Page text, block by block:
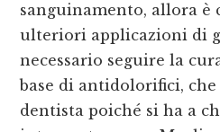
sanguinamento, allora è
ulteriori applicazioni di
necessario seguire la
base di antidolorifici,
dentista poiché si ha a